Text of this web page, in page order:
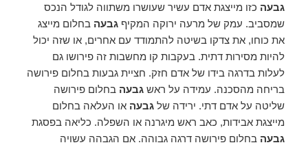
גבעה כזו מייצגת אדם עשיר שעושרו משתווה לגודל הנכס
שמסביב. עמק של מרעה ירוקה המקיףגבעה בחלום מייצג
את כוחו, את צדקו בשיטה להתמודד עם אחרים, או שזה יכול
להיות מסירות דתית. בעקבות קו מחשבות זה פירושו גם
לעלות בדרגה בידו של אדם חזק. חציית גבעות בחלום פירושה
בריחה מהסכנה. עמידה על ראשגבעה בחלום פירושה
שליטה על אדם דתי. ירידה שלגבעה או העלאה בחלום
מייצגת אבידות, כאב ראש מיגרנה או השפלה. כליאה בפסגת
גבעה בחלום פירושה דרגה גבוהה. אם הגבהה עשויה